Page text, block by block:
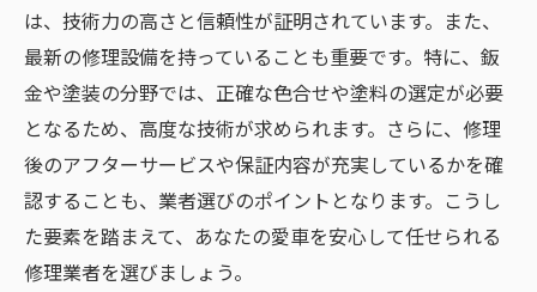
は、技術力の高さと信頼性が証明されています。また、
最新の修理設備を持っていることも重要です。特に、鈑
金や塗装の分野では、正確な色合せや塗料の選定が必要
となるため、高度な技術が求められます。さらに、修理
後のアフターサービスや保証内容が充実しているかを確
認することも、業者選びのポイントとなります。こうし
た要素を踏まえて、あなたの愛車を安心して任せられる
修理業者を選びましょう。